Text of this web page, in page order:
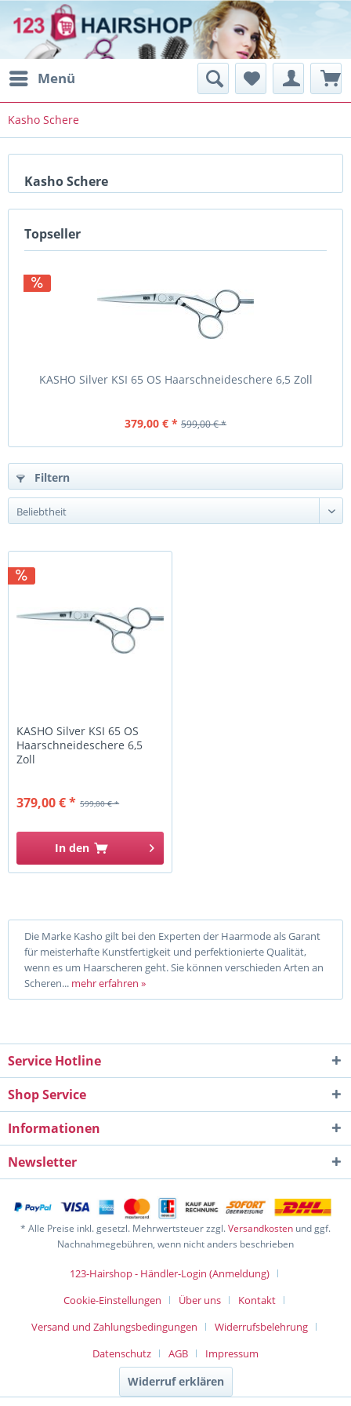
Menü
Kasho Schere
Kasho Schere
Topseller
KASHO Silver KSI 65 OS Haarschneideschere 6,5 Zoll
379,00 € * 599,00 € *
Filtern
KASHO Silver KSI 65 OS
Haarschneideschere 6,5
Zoll
599,00 € *
379,00 € *
In den
Die Marke Kasho gilt bei den Experten der Haarmode als Garant
für meisterhafte Kunstfertigkeit und perfektionierte Qualität,
wenn es um Haarscheren geht. Sie können verschieden Arten an
Scheren... mehr erfahren »
Service Hotline
Shop Service
Informationen
Newsletter
* Alle Preise inkl. gesetzl. Mehrwertsteuer zzgl.Versandkosten und ggf.
Nachnahmegebühren, wenn nicht anders beschrieben
123-Hairshop - Händler-Login (Anmeldung)
Cookie-Einstellungen
Über uns
Kontakt
Versand und Zahlungsbedingungen
Widerrufsbelehrung
Datenschutz
AGB Impressum
Widerruf erklären